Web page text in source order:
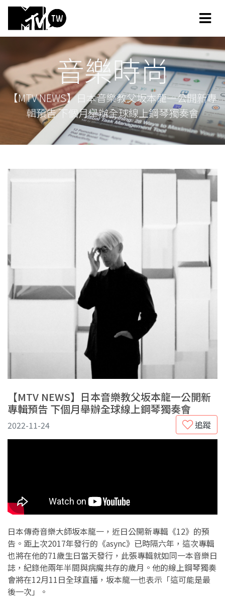
音樂時尚
【MTV NEWS】日本音樂教父坂本龍一公開新專
輯預告 下個月舉辦全球線上鋼琴獨奏會
【MTV NEWS】日本音樂教父坂本龍一公開新
專輯預告 下個月舉辦全球線上鋼琴獨奏會
追蹤
2022-11-24
日本傳奇音樂大師坂本龍一，近日公開新專輯《12》的預
告。距上次2017年發行的《async》已時隔六年，這次專輯
也將在他的71歲生日當天發行，此張專輯就如同一本音樂日
誌，紀錄他兩年半間與病魔共存的歲月。他的線上鋼琴獨奏
會將在12月11日全球直播，坂本龍一也表示「這可能是最
後一次」。